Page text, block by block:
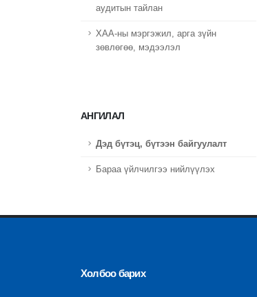
аудитын тайлан
ХАА-ны мэргэжил, арга зүйн
зөвлөгөө, мэдээлэл
АНГИЛАЛ
Дэд бүтэц, бүтээн байгуулалт
Бараа үйлчилгээ нийлүүлэх
Холбоо барих